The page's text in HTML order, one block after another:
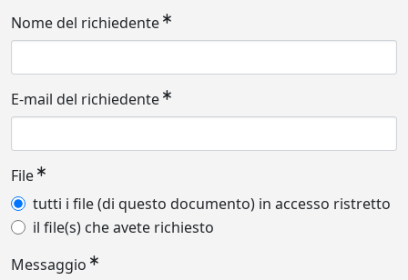
Nome del richiedente
E-mail del richiedente
File
tutti i file (di questo documento) in accesso ristretto
il file(s) che avete richiesto
Messaggio